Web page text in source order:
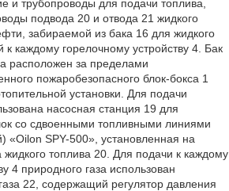
и трубопроводы для подачи топлива,
подвода 20 и отвода 21 жидкого
забираемой из бака 16 для жидкого
каждому горелочному устройству 4. Бак
расположен за пределами
пожаробезопасного блок-бокса 1
установки. Для подачи
насосная станция 19 для
со сдвоенными топливными линиями
«Oilon SPY-500», установленная на
топлива 20. Для подачи к каждому
4 природного газа использован
22, содержащий регулятор давления